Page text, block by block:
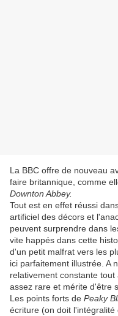
La BBC offre de nouveau
faire britannique, comme
Downton Abbey.
Tout est en effet réussi
artificiel des décors et
peuvent surprendre dans
vite happés dans cette
d'un petit malfrat vers les
ici parfaitement illustrée. A
relativement constante
assez rare et mérite d'être
Les points forts de Peaky
écriture (on doit